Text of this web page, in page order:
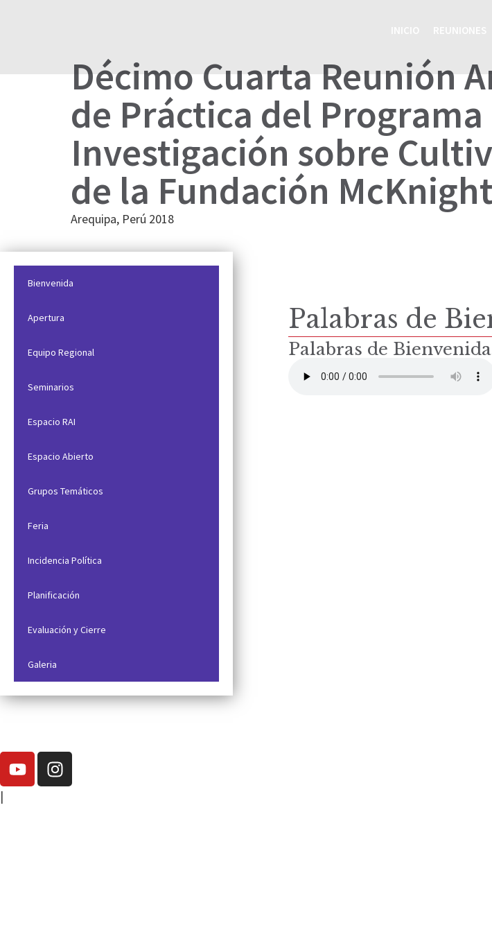
Décimo Cuarta Reunión
de Práctica del
Investigación sobre
de la Fundación McKnight
Arequipa, Perú 2018
Bienvenida
Apertura
Equipo Regional
Seminarios
Espacio RAI
Espacio Abierto
Grupos Temáticos
Feria
Incidencia Política
Planificación
Evaluación y Cierre
Galeria
Palabras de
Palabras de Bienvenida
|